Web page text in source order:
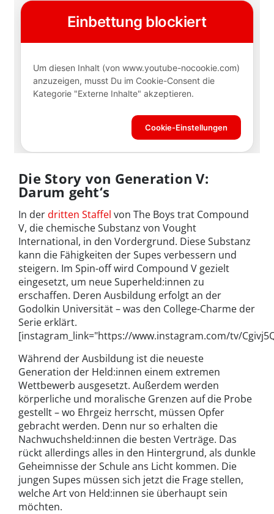
Die Story von Generation V:
Darum geht‘s
In derdritten Staffel von The Boys trat Compound
V, die chemische Substanz von Vought
International, in den Vordergrund. Diese Substanz
kann die Fähigkeiten der Supes verbessern und
steigern. Im Spin-off wird Compound V gezielt
eingesetzt, um neue Superheld:innen zu
erschaffen. Deren Ausbildung erfolgt an der
Godolkin Universität – was den College-Charme der
Serie erklärt.
[instagram_link="https://www.instagram.com/tv/
Während der Ausbildung ist die neueste
Generation der Held:innen einem extremen
Wettbewerb ausgesetzt. Außerdem werden
körperliche und moralische Grenzen auf die Probe
gestellt – wo Ehrgeiz herrscht, müssen Opfer
gebracht werden. Denn nur so erhalten die
Nachwuchsheld:innen die besten Verträge. Das
rückt allerdings alles in den Hintergrund, als dunkle
Geheimnisse der Schule ans Licht kommen. Die
jungen Supes müssen sich jetzt die Frage stellen,
welche Art von Held:innen sie überhaupt sein
möchten.